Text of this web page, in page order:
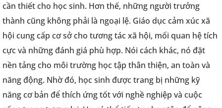
cần thiết cho học sinh. Hơn thế, những người trưởng
thành cũng không phải là ngoại lệ. Giáo dục cảm xúc xã
hội cung cấp cơ sở cho tương tác xã hội, mối quan hệ tích
cực và những đánh giá phù hợp. Nói cách khác, nó đặt
nền tảng cho môi trường học tập thân thiện, an toàn và
năng động. Nhờ đó, học sinh được trang bị những kỹ
năng cơ bản để thích ứng tốt với nghề nghiệp và cuộc